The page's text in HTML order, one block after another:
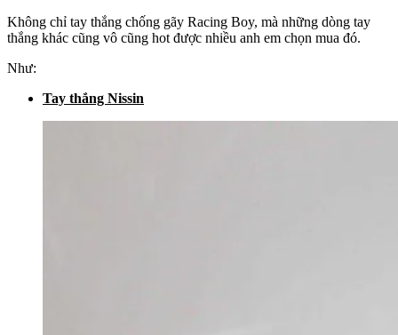
Không chỉ tay thắng chống gãy Racing Boy, mà những dòng tay
thắng khác cũng vô cũng hot được nhiều anh em chọn mua đó.
Như:
Tay thắng Nissin